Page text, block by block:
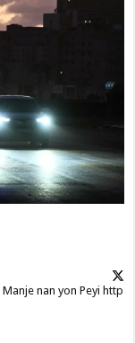
nan yon Peyi http